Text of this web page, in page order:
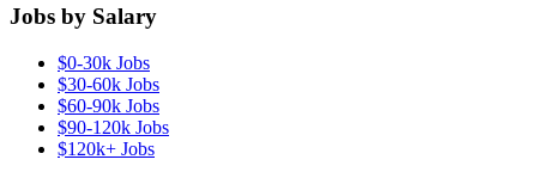
Jobs by Salary
$0-30k Jobs
$30-60k Jobs
$60-90k Jobs
$90-120k Jobs
$120k+ Jobs